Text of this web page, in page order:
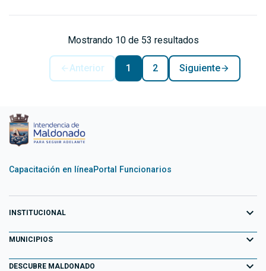
Mostrando 10 de 53 resultados
Anterior 1 2 Siguiente
Capacitación en líneaPortal Funcionarios
INSTITUCIONAL expand_more
Equipo de Gobierno
Primeros 100 días
MUNICIPIOS expand_more
Aiguá
DESCUBRE MALDONADO expand_more